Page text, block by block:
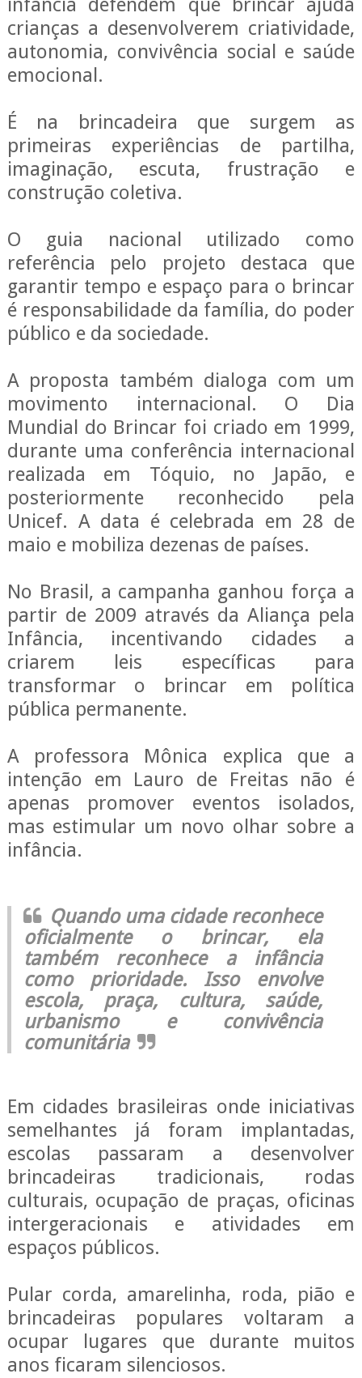
infância defendem que brincar ajuda
crianças a desenvolverem criatividade,
autonomia, convivência social e saúde
emocional.
É na brincadeira que surgem as
primeiras experiências de partilha,
imaginação, escuta, frustração e
construção coletiva.
O guia nacional utilizado como
referência pelo projeto destaca que
garantir tempo e espaço para o brincar
é responsabilidade da família, do poder
público e da sociedade.
A proposta também dialoga com um
movimento internacional. O Dia
Mundial do Brincar foi criado em 1999,
durante uma conferência internacional
realizada em Tóquio, no Japão, e
posteriormente reconhecido pela
Unicef. A data é celebrada em 28 de
maio e mobiliza dezenas de países.
No Brasil, a campanha ganhou força a
partir de 2009 através da Aliança pela
Infância, incentivando cidades a
criarem leis específicas para
transformar o brincar em política
pública permanente.
A professora Mônica explica que a
intenção em Lauro de Freitas não é
apenas promover eventos isolados,
mas estimular um novo olhar sobre a
infância.
Quando uma cidade reconhece
oficialmente o brincar, ela
também reconhece a infância
como prioridade. Isso envolve
escola, praça, cultura, saúde,
urbanismo e convivência
comunitária
Em cidades brasileiras onde iniciativas
semelhantes já foram implantadas,
escolas passaram a desenvolver
brincadeiras tradicionais, rodas
culturais, ocupação de praças, oficinas
intergeracionais e atividades em
espaços públicos.
Pular corda, amarelinha, roda, pião e
brincadeiras populares voltaram a
ocupar lugares que durante muitos
anos ficaram silenciosos.